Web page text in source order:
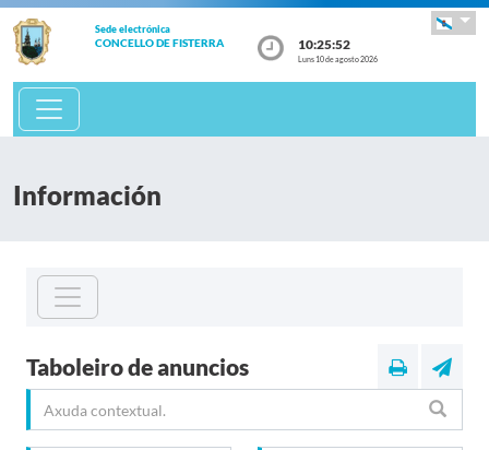
Sede electrónica
CONCELLO DE FISTERRA 10:25:52
Luns 10 de agosto 2026
Información
Taboleiro de anuncios